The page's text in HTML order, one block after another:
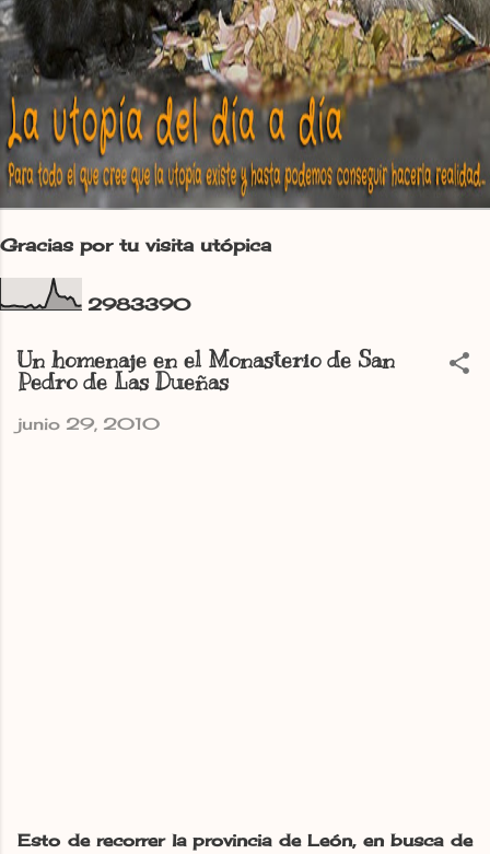
Gracias por tu visita utópica
2983390
Un homenaje en el Monasterio de San
Pedro de Las Dueñas
junio 29, 2010
Esto de recorrer la provincia de León, en busca de